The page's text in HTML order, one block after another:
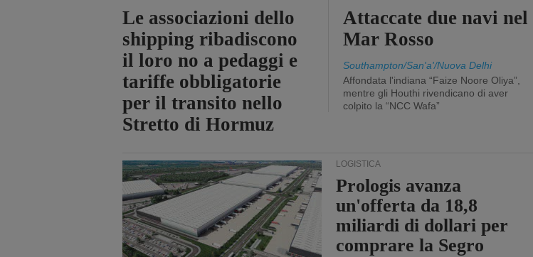
Le associazioni dello
shipping ribadiscono
il loro no a pedaggi e
tariffe obbligatorie
per il transito nello
Stretto di Hormuz
Attaccate due navi nel
Mar Rosso
Southampton/San'a'/Nuova Delhi
Affondata l'indiana “Faize Noore Oliya”,
mentre gli Houthi rivendicano di aver
colpito la “NCC Wafa”
LOGISTICA
Prologis avanza
un'offerta da 18,8
miliardi di dollari per
comprare la Segro